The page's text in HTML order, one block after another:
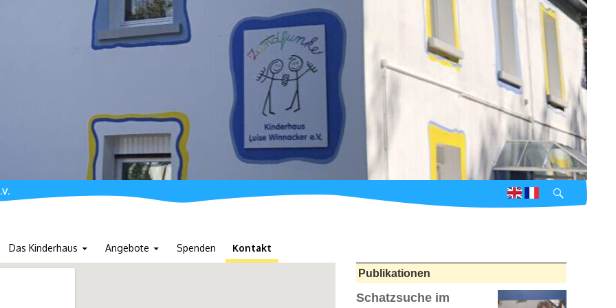
Suchen
Das Kinderhaus Angebote Spenden Kontakt
Publikationen
Schatzsuche im